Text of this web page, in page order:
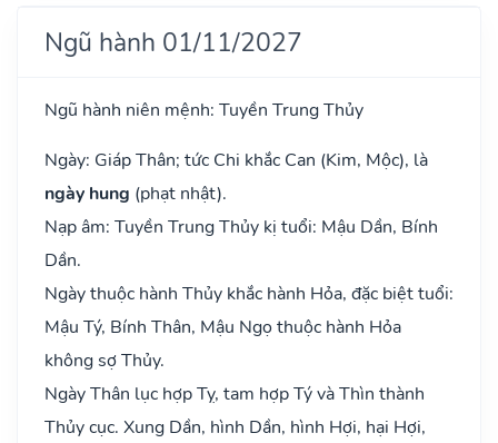
Ngũ hành 01/11/2027
Ngũ hành niên mệnh: Tuyền Trung Thủy
Ngày: Giáp Thân; tức Chi khắc Can (Kim, Mộc), là
ngày hung (phạt nhật).
Nạp âm: Tuyền Trung Thủy kị tuổi: Mậu Dần, Bính
Dần.
Ngày thuộc hành Thủy khắc hành Hỏa, đặc biệt tuổi:
Mậu Tý, Bính Thân, Mậu Ngọ thuộc hành Hỏa
không sợ Thủy.
Ngày Thân lục hợp Tỵ, tam hợp Tý và Thìn thành
Thủy cục. Xung Dần, hình Dần, hình Hợi, hại Hợi,